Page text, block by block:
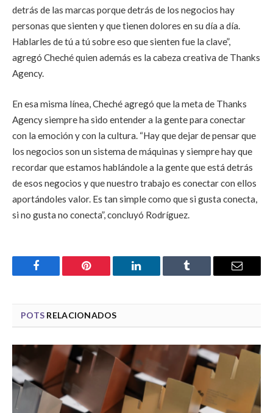
detrás de las marcas porque detrás de los negocios hay
personas que sienten y que tienen dolores en su día a día.
Hablarles de tú a tú sobre eso que sienten fue la clave”,
agregó Cheché quien además es la cabeza creativa de Thanks
Agency.
En esa misma línea, Cheché agregó que la meta de Thanks
Agency siempre ha sido entender a la gente para conectar
con la emoción y con la cultura. “Hay que dejar de pensar que
los negocios son un sistema de máquinas y siempre hay que
recordar que estamos hablándole a la gente que está detrás
de esos negocios y que nuestro trabajo es conectar con ellos
aportándoles valor. Es tan simple como que si gusta conecta,
si no gusta no conecta”, concluyó Rodríguez.
Facebook Pinterest LinkedIn Tumblr Email
POTS RELACIONADOS